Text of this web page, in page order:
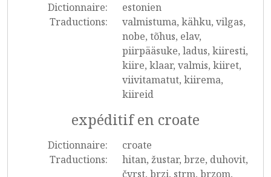
Dictionnaire:
estonien
Traductions:
valmistuma, kähku, vilgas,
nobe, tõhus, elav,
piirpääsuke, ladus, kiiresti,
kiire, klaar, valmis, kiiret,
viivitamatut, kiirema,
kiireid
expéditif en croate
Dictionnaire:
croate
Traductions:
hitan, žustar, brze, duhovit,
čvrst, brzi, strm, brzom,